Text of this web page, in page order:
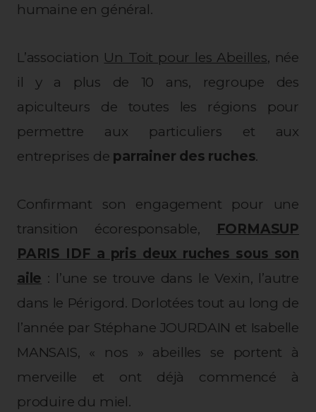
humaine en général.
L’association Un Toit pour les Abeilles, née
il y a plus de 10 ans, regroupe des
apiculteurs de toutes les régions pour
permettre aux particuliers et aux
entreprises de parrainer des ruches.
Confirmant son engagement pour une
transition écoresponsable,
FORMASUP
PARIS IDF a pris deux ruches sous son
aile : l’une se trouve dans le Vexin, l’autre
dans le Périgord. Dorlotées tout au long de
l’année par Stéphane JOURDAIN et Isabelle
MANSAIS, « nos » abeilles se portent à
merveille et ont déjà commencé à
produire du miel.